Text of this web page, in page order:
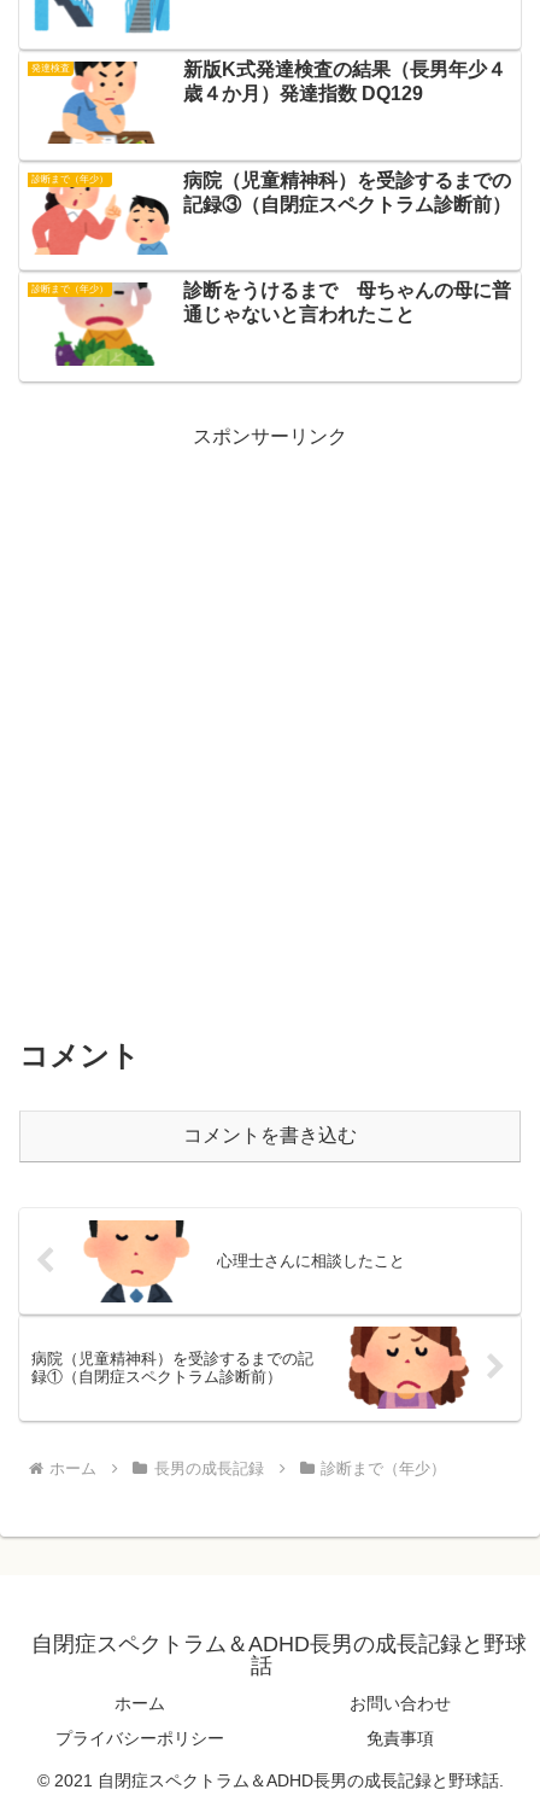
発達検査
新版K式発達検査の結果（長男年少４
歳４か月）発達指数 DQ129
診断まで（年少）
病院（児童精神科）を受診するまでの
記録③（自閉症スペクトラム診断前）
診断まで（年少）
診断をうけるまで 母ちゃんの母に普
通じゃないと言われたこと
スポンサーリンク
コメント
コメントを書き込む
心理士さんに相談したこと
病院（児童精神科）を受診するまでの記
録①（自閉症スペクトラム診断前）
ホーム 長男の成長記録 診断まで（年少）
自閉症スペクトラム＆ADHD長男の成長記録と野球
話
ホーム
お問い合わせ
プライバシーポリシー
免責事項
© 2021 自閉症スペクトラム＆ADHD長男の成長記録と野球話.